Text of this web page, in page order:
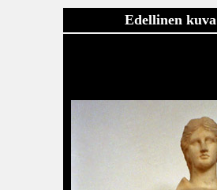
Edellinen kuva